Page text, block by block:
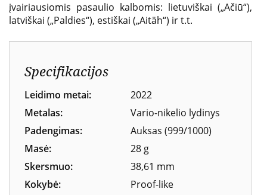
įvairiausiomis pasaulio kalbomis: lietuviškai („Ačiū“),
latviškai („Paldies“), estiškai („Aitäh“) ir t.t.
Specifikacijos
Leidimo metai:
2022
Metalas:
Vario-nikelio lydinys
Padengimas:
Auksas (999/1000)
Masė:
28 g
Skersmuo:
38,61 mm
Kokybė:
Proof-like